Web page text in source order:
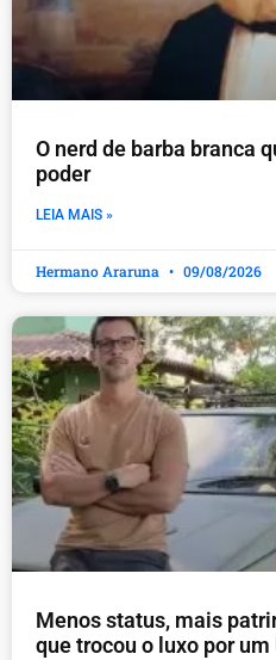
O nerd de barba branca
poder
LEIA MAIS »
Hermano Araruna 09/08/2026
Menos status, mais
que trocou o luxo por um